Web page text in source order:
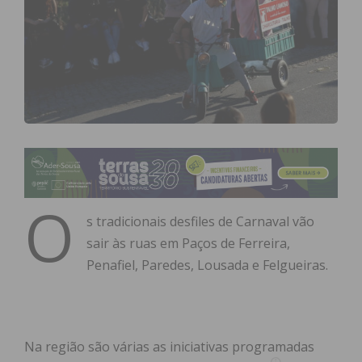
O
s tradicionais desfiles de Carnaval vão
sair às ruas em Paços de Ferreira,
Penafiel, Paredes, Lousada e Felgueiras.
Na região são várias as iniciativas programadas